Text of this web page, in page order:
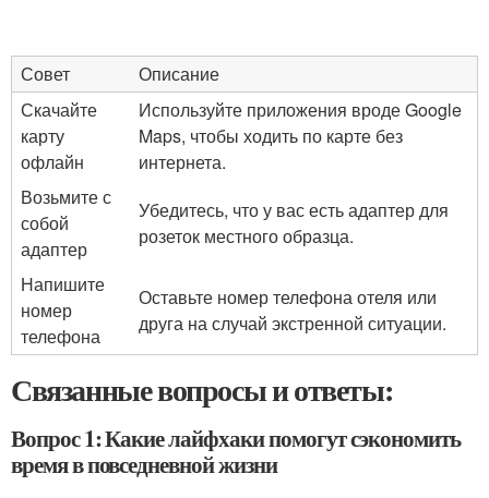
Совет
Описание
Скачайте
карту
офлайн
Используйте приложения вроде Google
Maps, чтобы ходить по карте без
интернета.
Возьмите с
собой
адаптер
Убедитесь, что у вас есть адаптер для
розеток местного образца.
Напишите
номер
телефона
Оставьте номер телефона отеля или
друга на случай экстренной ситуации.
Связанные вопросы и ответы:
Вопрос 1: Какие лайфхаки помогут сэкономить
время в повседневной жизни